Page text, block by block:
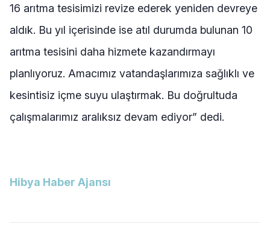
16 arıtma tesisimizi revize ederek yeniden devreye
aldık. Bu yıl içerisinde ise atıl durumda bulunan 10
arıtma tesisini daha hizmete kazandırmayı
planlıyoruz. Amacımız vatandaşlarımıza sağlıklı ve
kesintisiz içme suyu ulaştırmak. Bu doğrultuda
çalışmalarımız aralıksız devam ediyor” dedi.
Hibya Haber Ajansı